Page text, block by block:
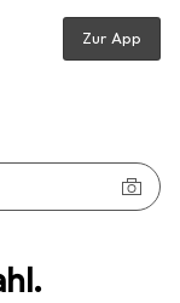
Zur App
Extreme, Eagle 1:12